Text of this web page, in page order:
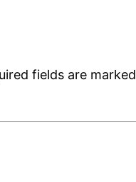
fields are marked